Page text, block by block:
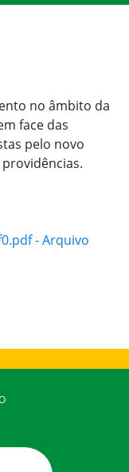
no âmbito da
face das
pelo novo
- Arquivo